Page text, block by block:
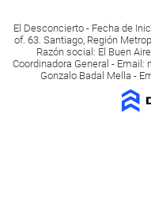
El Desconcierto - Fecha de
of. 63. Santiago, Región
Razón social: El Buen
Coordinadora General - Email:
Gonzalo Badal Mella -